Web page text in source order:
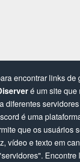
encontrar links de
é um site
diferentes
é uma
que os usuários
vídeo e texto em
Encontre